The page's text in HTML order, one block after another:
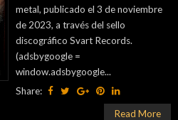
metal, publicado el 3 de noviembre
de 2023, a través del sello
discográfico Svart Records.
(adsbygoogle =
window.adsbygoogle...
Share:
Read More